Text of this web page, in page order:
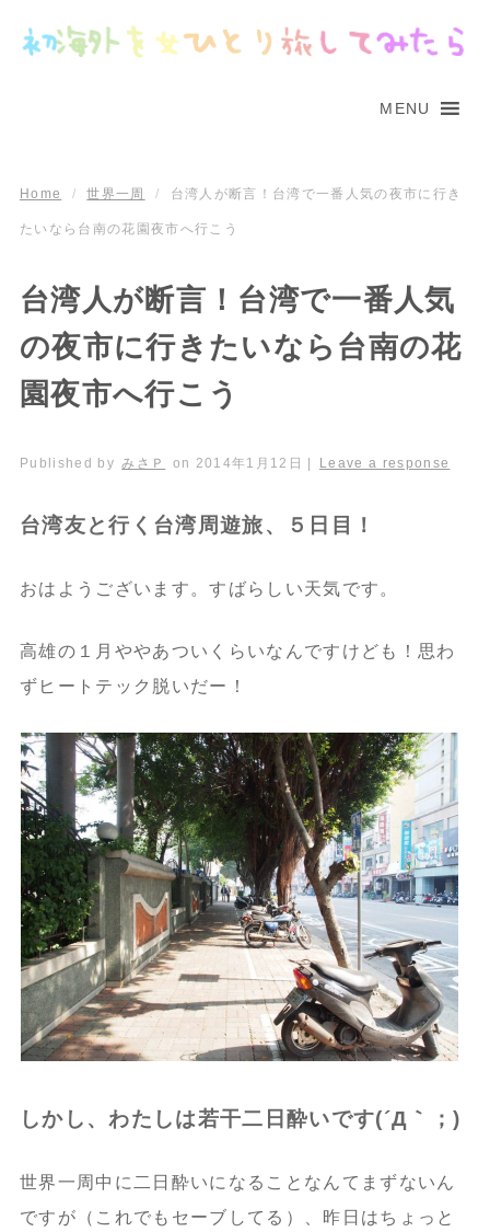
MENU
Home / 世界一周 / 台湾人が断言！台湾で一番人気の夜市に行き
たいなら台南の花園夜市へ行こう
台湾人が断言！台湾で一番人気
の夜市に行きたいなら台南の花
園夜市へ行こう
Published by みさＰ on 2014年1月12日 | Leave a response
台湾友と行く台湾周遊旅、５日目！
おはようございます。すばらしい天気です。
高雄の１月ややあついくらいなんですけども！思わ
ずヒートテック脱いだー！
しかし、わたしは若干二日酔いです(´Д｀；)
世界一周中に二日酔いになることなんてまずないん
ですが（これでもセーブしてる）、昨日はちょっと